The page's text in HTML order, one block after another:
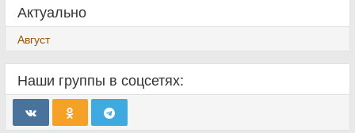
Актуально
Август
Наши группы в соцсетях: